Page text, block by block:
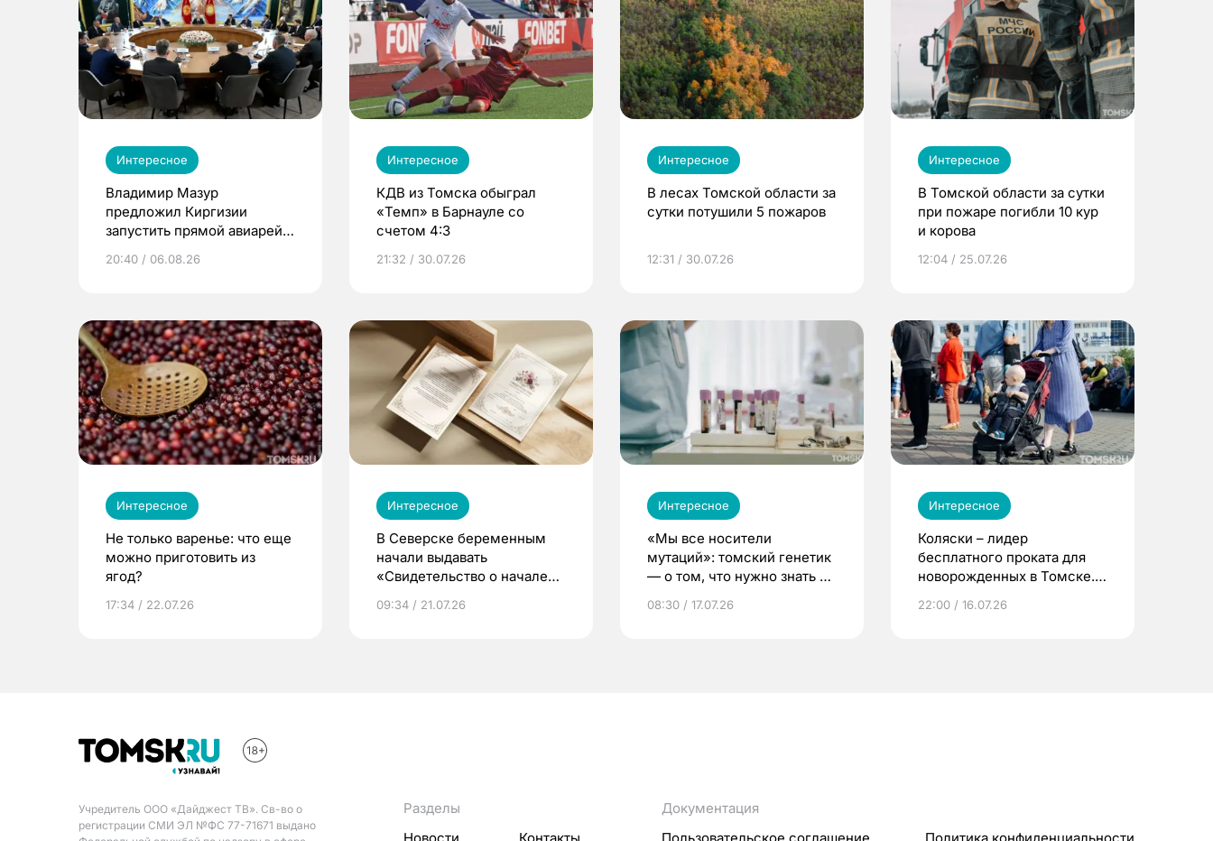
Интересное
Владимир Мазур
предложил Киргизии
запустить прямой авиарейс
20:40 / 06.08.26
Интересное
КДВ из Томска обыграл
«Темп» в Барнауле со
счетом 4:3
21:32 / 30.07.26
Интересное
В лесах Томской области за
сутки потушили 5 пожаров
12:31 / 30.07.26
Интересное
В Томской области за сутки
при пожаре погибли 10 кур
и корова
12:04 / 25.07.26
Интересное
Не только варенье: что еще
можно приготовить из
ягод?
17:34 / 22.07.26
Интересное
В Северске беременным
начали выдавать
«Свидетельство о начале
09:34 / 21.07.26
Интересное
«Мы все носители
мутаций»: томский генетик
— о том, что нужно знать до
08:30 / 17.07.26
Интересное
Коляски – лидер
бесплатного проката для
новорожденных в Томске.
22:00 / 16.07.26
Учредитель ООО «Дайджест ТВ». Св-во о
регистрации СМИ ЭЛ №ФС 77-71671 выдано
Разделы
Документация